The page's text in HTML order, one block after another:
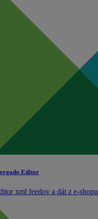
Editor
xml feedov a dát z e‑shopu